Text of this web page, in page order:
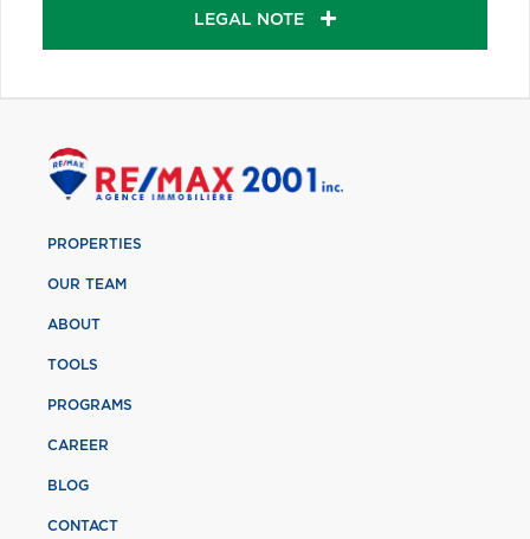
LEGAL NOTE
PROPERTIES
OUR TEAM
ABOUT
TOOLS
PROGRAMS
CAREER
BLOG
CONTACT